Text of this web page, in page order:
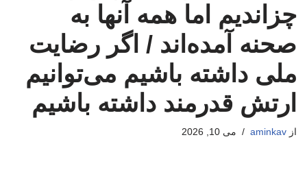
چزاندیم اما همه آنها به
صحنه آمده‌اند / اگر رضایت
ملی داشته باشیم می‌توانیم
ارتش قدرمند داشته باشیم
از aminkav می 10, 2026